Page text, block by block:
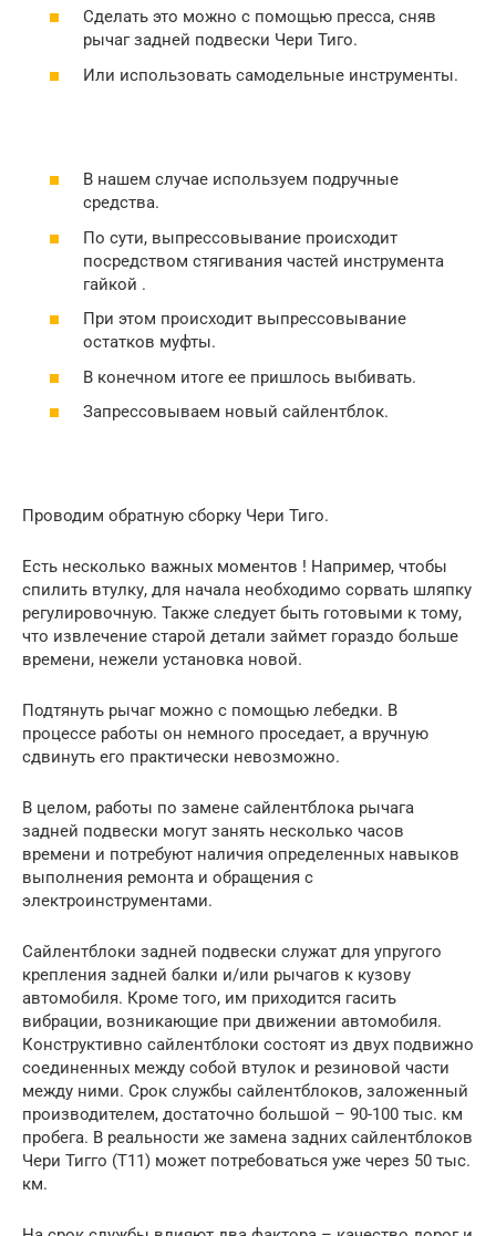
Сделать это можно с помощью пресса, сняв
рычаг задней подвески Чери Тиго.
Или использовать самодельные инструменты.
В нашем случае используем подручные
средства.
По сути, выпрессовывание происходит
посредством стягивания частей инструмента
гайкой .
При этом происходит выпрессовывание
остатков муфты.
В конечном итоге ее пришлось выбивать.
Запрессовываем новый сайлентблок.
Проводим обратную сборку Чери Тиго.
Есть несколько важных моментов ! Например, чтобы
спилить втулку, для начала необходимо сорвать шляпку
регулировочную. Также следует быть готовыми к тому,
что извлечение старой детали займет гораздо больше
времени, нежели установка новой.
Подтянуть рычаг можно с помощью лебедки. В
процессе работы он немного проседает, а вручную
сдвинуть его практически невозможно.
В целом, работы по замене сайлентблока рычага
задней подвески могут занять несколько часов
времени и потребуют наличия определенных навыков
выполнения ремонта и обращения с
электроинструментами.
Сайлентблоки задней подвески служат для упругого
крепления задней балки и/или рычагов к кузову
автомобиля. Кроме того, им приходится гасить
вибрации, возникающие при движении автомобиля.
Конструктивно сайлентблоки состоят из двух подвижно
соединенных между собой втулок и резиновой части
между ними. Срок службы сайлентблоков, заложенный
производителем, достаточно большой – 90-100 тыс. км
пробега. В реальности же замена задних сайлентблоков
Чери Тигго (Т11) может потребоваться уже через 50 тыс.
км.